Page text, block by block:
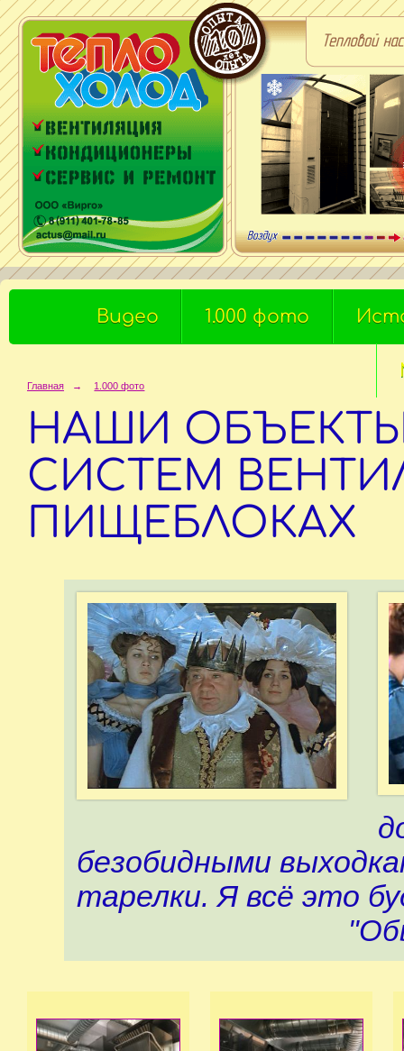
Видео 1.000 фото
Главная → 1.000 фото
НАШИ
СИСТЕМ
ПИЩЕБЛОКАХ
безобидными
тарелки. Я всё это